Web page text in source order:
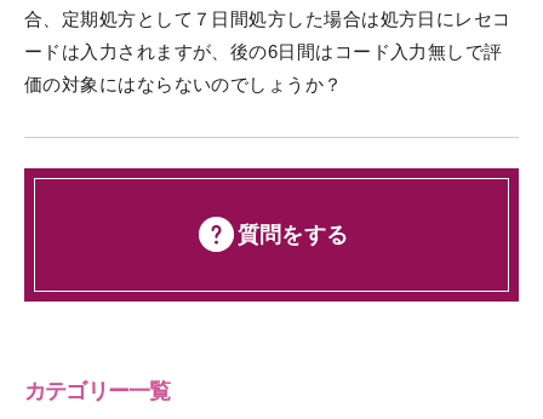
合、定期処方として７日間処方した場合は処方日にレセコ
ードは入力されますが、後の6日間はコード入力無しで評
価の対象にはならないのでしょうか？
質問をする
カテゴリー一覧